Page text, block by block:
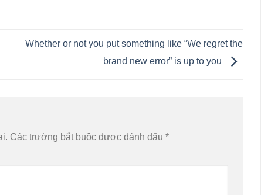
Whether or not you put something like “We regret the
brand new error” is up to you
Các trường bắt buộc được đánh dấu *